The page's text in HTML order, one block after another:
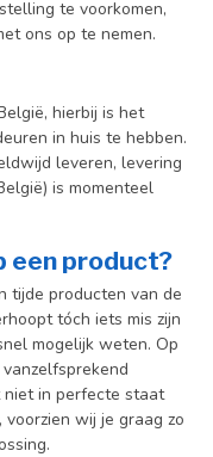
te voorkomen,
ons op te nemen.
hierbij is het
in huis te hebben.
leveren, levering
is momenteel
een product?
tijde producten van de
tóch iets mis zijn
mogelijk weten. Op
in perfecte staat
wij je graag zo